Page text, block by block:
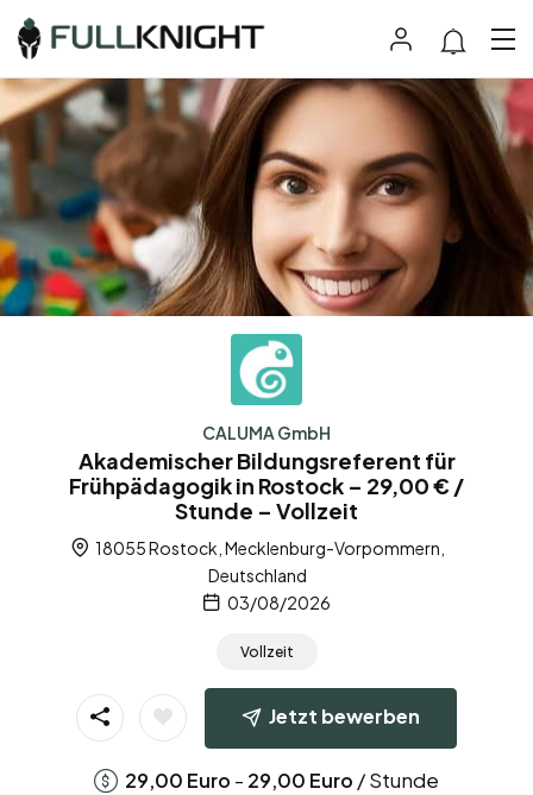
CALUMA GmbH
Akademischer Bildungsreferent für
Frühpädagogik in Rostock – 29,00 € /
Stunde – Vollzeit
18055 Rostock, Mecklenburg-Vorpommern,
Deutschland
03/08/2026
Vollzeit
Jetzt bewerben
29,00 Euro - 29,00 Euro / Stunde